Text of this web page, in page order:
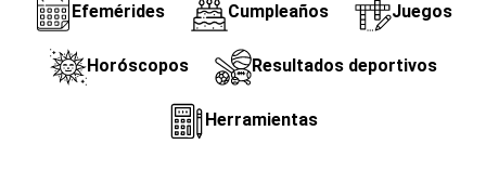
Efemérides Cumpleaños Juegos
Horóscopos Resultados deportivos
Herramientas